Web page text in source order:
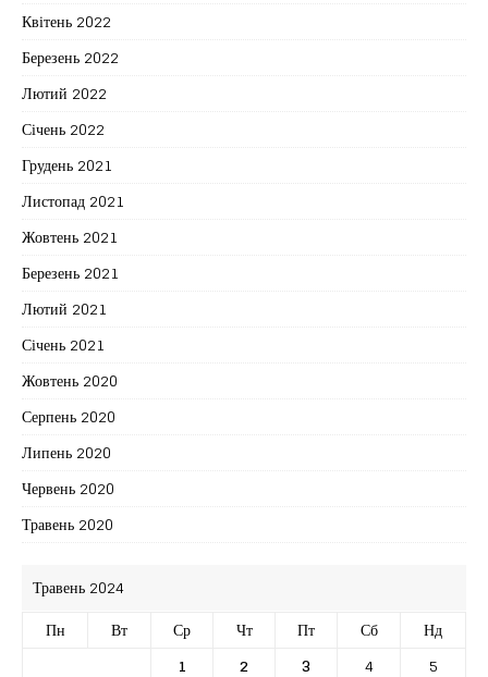
Квітень 2022
Березень 2022
Лютий 2022
Січень 2022
Грудень 2021
Листопад 2021
Жовтень 2021
Березень 2021
Лютий 2021
Січень 2021
Жовтень 2020
Серпень 2020
Липень 2020
Червень 2020
Травень 2020
Травень 2024
Пн
Вт Ср Чт Пт Сб
Нд
1
2 3 4 5